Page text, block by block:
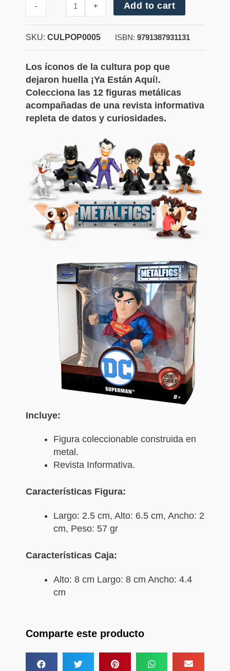
Justice
League
-
- + Add to cart
SKU: CULPOP0005 ISBN: 9791387931131
Los íconos de la cultura pop que
dejaron huella ¡Ya Están Aquí!.
Colecciona las 12 figuras metálicas
acompañadas de una revista informativa
repleta de datos y curiosidades.
Incluye:
Figura coleccionable construida en
metal.
Revista Informativa.
Características Figura:
Largo: 2.5 cm, Alto: 6.5 cm, Ancho: 2
cm, Peso: 57 gr
Características Caja:
Alto: 8 cm Largo: 8 cm Ancho: 4.4
cm
Comparte este producto